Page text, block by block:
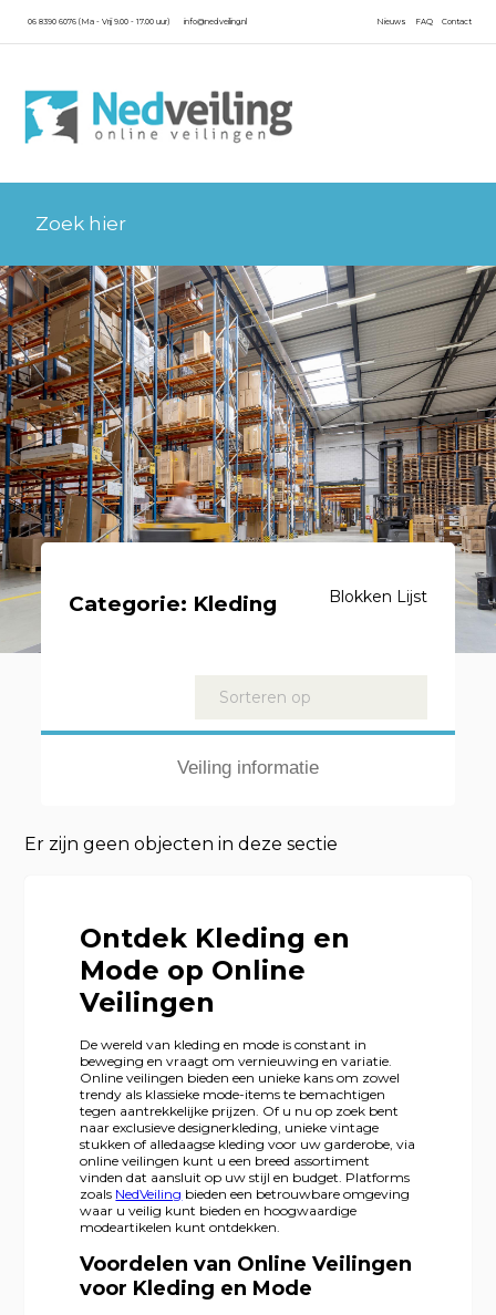
06 8390 6076 (Ma - Vrij 9.00 - 17.00 uur) info@nedveiling.nl Contact
FAQ
Nieuws
Categorie: Kleding Blokken Lijst
Kavels
Veiling informatie
Sorteren op
Er zijn geen objecten in deze sectie
Ontdek Kleding en
Mode op Online
Veilingen
De wereld van kleding en mode is constant in
beweging en vraagt om vernieuwing en variatie.
Online veilingen bieden een unieke kans om zowel
trendy als klassieke mode-items te bemachtigen
tegen aantrekkelijke prijzen. Of u nu op zoek bent
naar exclusieve designerkleding, unieke vintage
stukken of alledaagse kleding voor uw garderobe, via
online veilingen kunt u een breed assortiment
vinden dat aansluit op uw stijl en budget. Platforms
zoals NedVeiling bieden een betrouwbare omgeving
waar u veilig kunt bieden en hoogwaardige
modeartikelen kunt ontdekken.
Voordelen van Online Veilingen
voor Kleding en Mode